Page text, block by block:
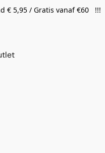
€ 5,95 / Gratis vanaf €60 !!!